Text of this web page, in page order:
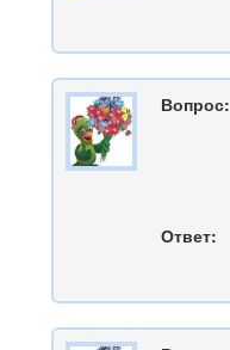
Вопрос:
Ответ: